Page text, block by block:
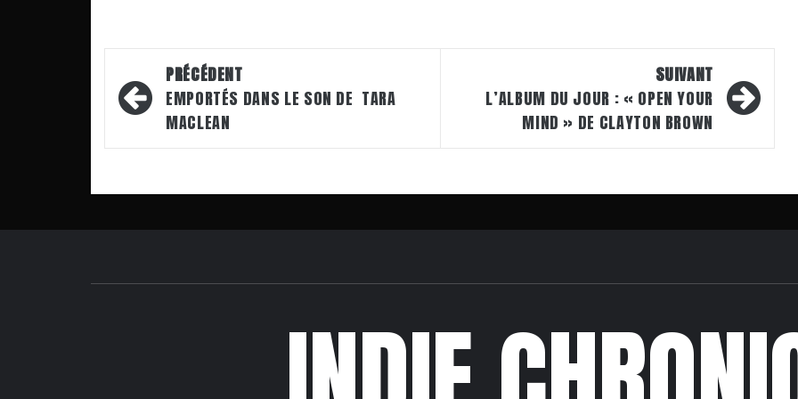
Navigation
d’article
PRÉCÉDENT
EMPORTÉS DANS LE SON DE TARA
MACLEAN
SUIVANT
L’ALBUM DU JOUR : « OPEN YOUR
MIND » DE CLAYTON BROWN